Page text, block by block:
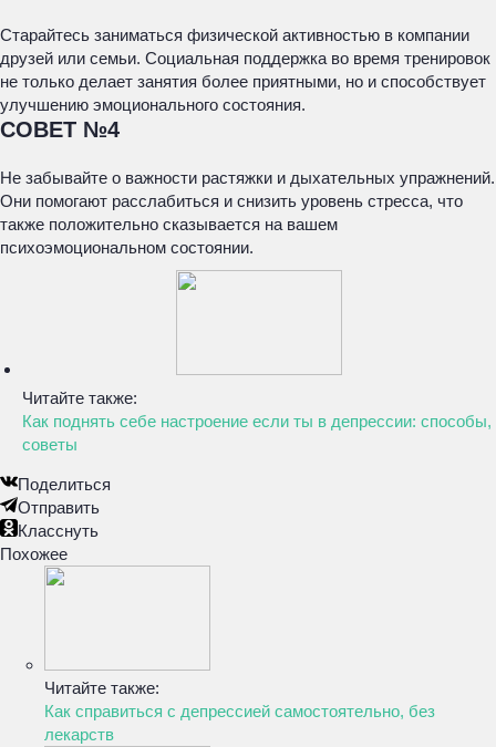
Старайтесь заниматься физической активностью в компании
друзей или семьи. Социальная поддержка во время тренировок
не только делает занятия более приятными, но и способствует
улучшению эмоционального состояния.
СОВЕТ №4
Не забывайте о важности растяжки и дыхательных упражнений.
Они помогают расслабиться и снизить уровень стресса, что
также положительно сказывается на вашем
психоэмоциональном состоянии.
Читайте также:
Как поднять себе настроение если ты в депрессии: способы,
советы
Поделиться
Отправить
Класснуть
Похожее
Читайте также:
Как справиться с депрессией самостоятельно, без
лекарств